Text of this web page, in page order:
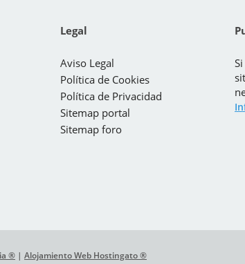
Legal
Aviso Legal
Política de Cookies
Política de Privacidad
Sitemap portal
Sitemap foro
® | Alojamiento Web Hostingato ®